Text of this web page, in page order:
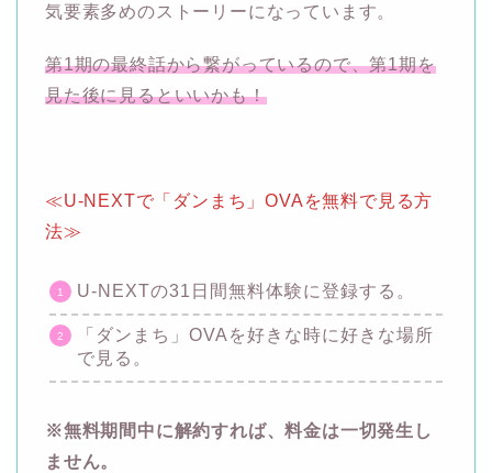
気要素多めのストーリーになっています。
第1期の最終話から繋がっているので、第1期を
見た後に見るといいかも！
≪U-NEXTで「ダンまち」OVAを無料で見る方
法≫
U-NEXTの31日間無料体験に登録する。
「ダンまち」OVAを好きな時に好きな場所
で見る。
※無料期間中に解約すれば、料金は一切発生し
ません。